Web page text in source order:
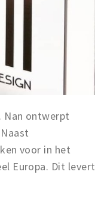
Nan ontwerpt
voor in het
Europa. Dit levert